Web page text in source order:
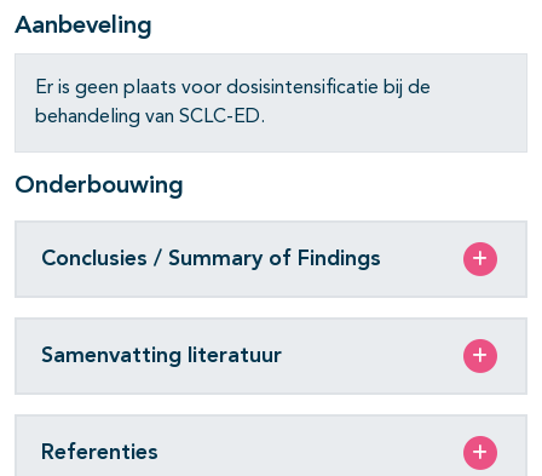
open- en dichtklappen
Aanbeveling
Er is geen plaats voor dosisintensificatie bij de
behandeling van SCLC-ED.
Onderbouwing
Conclusies / Summary of Findings
Samenvatting literatuur
Referenties